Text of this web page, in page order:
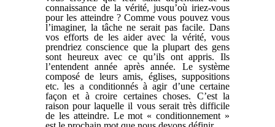
connaissance de la vérité, jusqu’où iriez-vous
pour les atteindre ? Comme vous pouvez vous
l’imaginer, la tâche ne serait pas facile. Dans
vos efforts de les aider avec la vérité, vous
prendriez conscience que la plupart des gens
sont heureux avec ce qu’ils ont appris. Ils
l’entendent année après année. Le système
composé de leurs amis, églises, suppositions
etc. les a conditionnés à agir d’une certaine
façon et à croire certaines choses. C’est la
raison pour laquelle il vous serait très difficile
de les atteindre. Le mot « conditionnement »